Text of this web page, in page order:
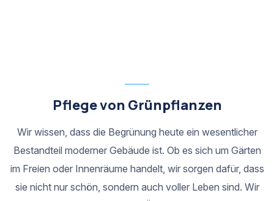
Pflege von Grünpflanzen
Wir wissen, dass die Begrünung heute ein wesentlicher
Bestandteil moderner Gebäude ist. Ob es sich um Gärten
im Freien oder Innenräume handelt, wir sorgen dafür, dass
sie nicht nur schön, sondern auch voller Leben sind. Wir